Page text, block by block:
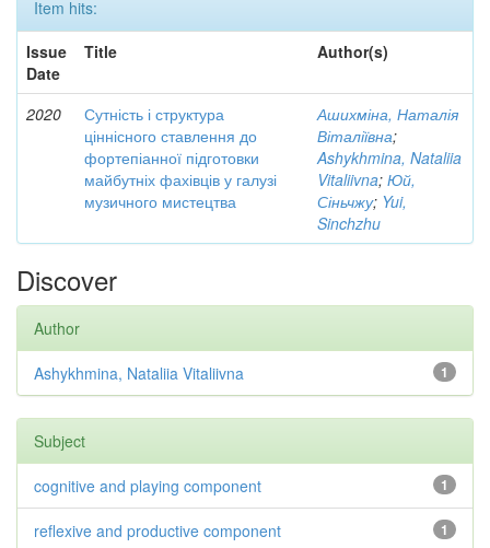
Item hits:
Issue
Date
Title Author(s)
2020
Сутність і структура
ціннісного ставлення до
фортепіанної підготовки
майбутніх фахівців у галузі
музичного мистецтва
Ашихміна, Наталія
Віталіївна;
Ashykhmina, Nataliia
Vitaliivna; Юй,
Сіньчжу; Yui,
Sinchzhu
Discover
Author
1
Ashykhmina, Nataliia Vitaliivna
Subject
1
cognitive and playing component
1
reflexive and productive component